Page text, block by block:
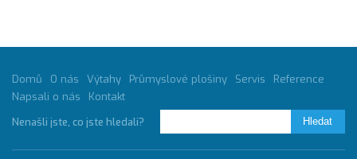
Domů O nás Výtahy Průmyslové plošiny Servis
Reference
Napsali o nás
Kontakt
Nenašli jste, co jste hledali?